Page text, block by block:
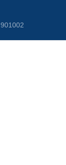
901002